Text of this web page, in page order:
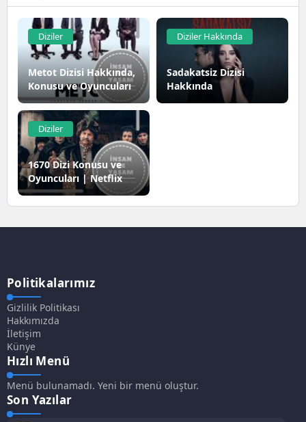
Diziler
Metot Dizisi Hakkında,
Konusu ve Oyuncuları
Diziler Hakkında
Sadakatsiz Dizisi
Hakkında
Diziler
1670 Dizi Konusu ve
Oyuncuları | Netflix
Politikalarımız
Gizlilik Politikası
Hakkımızda
İletişim
Künye
Hızlı Menü
Menü bulunamadı. Yeni bir menü oluştur.
Son Yazılar